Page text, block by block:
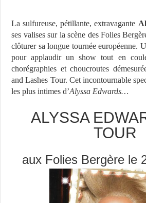
La sulfureuse, pétillante, extravagante
ses valises sur la scène des Folies
clôturer sa longue tournée européenne.
pour applaudir un show tout en
chorégraphies et choucroutes
and Lashes Tour. Cet incontournable
les plus intimes d’Alyssa Edwards…
ALYSSA
TOUR
aux Folies Bergère le